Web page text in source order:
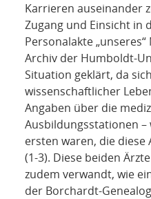
Karrieren auseinander
Zugang und Einsicht in
Personalakte
Archiv der Humboldt-
Situation geklärt, da
wissenschaftlicher
Angaben über die
Ausbildungsstationen –
ersten waren, die diese
(1-3). Diese beiden
zudem verwandt, wie
der Borchardt-